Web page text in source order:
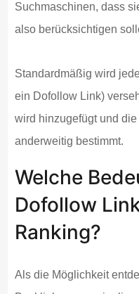
Suchmaschinen, dass
also berücksichtigen
Standardmäßig wird
ein Dofollow Link)
wird hinzugefügt und
anderweitig bestimmt.
Welche
Dofollow
Ranking?
Als die Möglichkeit